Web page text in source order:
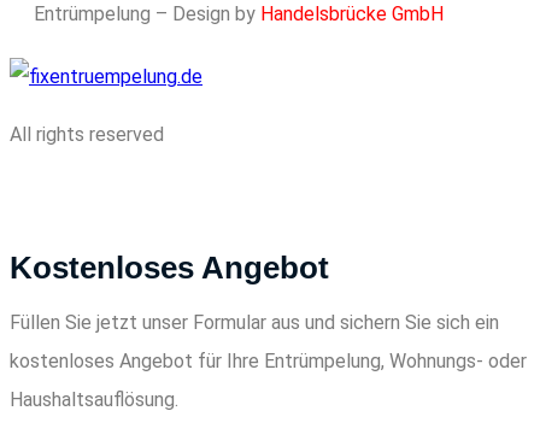
Entrümpelung – Design by Handelsbrücke GmbH
All rights reserved
Kostenloses Angebot
Füllen Sie jetzt unser Formular aus und sichern Sie sich ein
kostenloses Angebot für Ihre Entrümpelung, Wohnungs- oder
Haushaltsauflösung.